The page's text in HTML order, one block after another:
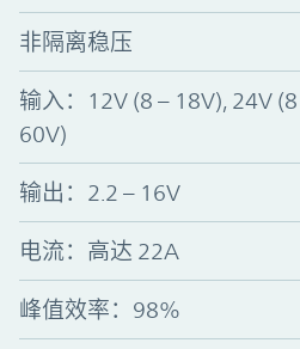
非隔离稳压
输入：12V (8 – 18V), 24V
60V)
输出：2.2 – 16V
电流：高达 22A
峰值效率： 98%